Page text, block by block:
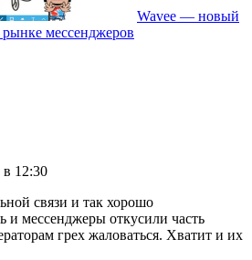
Wavee — новый
мессенджеров
12:30
связи и так хорошо
и мессенджеры откусили часть
грех жаловаться. Хватит и их